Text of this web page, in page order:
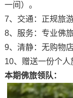
一间）。
7、交通：正规旅
8、服务：专业佛
9、清静：无购物
10、赠送一份个人
本期佛旅领队：